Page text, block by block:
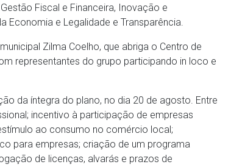
Fiscal e Financeira, Inovação e
Economia e Legalidade e Transparência.
Zilma Coelho, que abriga o Centro de
representantes do grupo participando in loco e
da íntegra do plano, no dia 20 de agosto. Entre
incentivo à participação de empresas
ao consumo no comércio local;
para empresas; criação de um programa
de licenças, alvarás e prazos de